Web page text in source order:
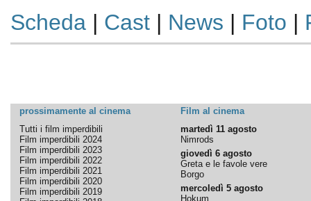
Scheda| Cast| News | Foto |
prossimamente al cinema
Film al cinema
Tutti i film imperdibili
Film imperdibili 2024
Film imperdibili 2023
Film imperdibili 2022
Film imperdibili 2021
Film imperdibili 2020
Film imperdibili 2019
martedì 11 agosto
Nimrods
giovedì 6 agosto
Greta e le favole vere
Borgo
mercoledì 5 agosto
Hokum